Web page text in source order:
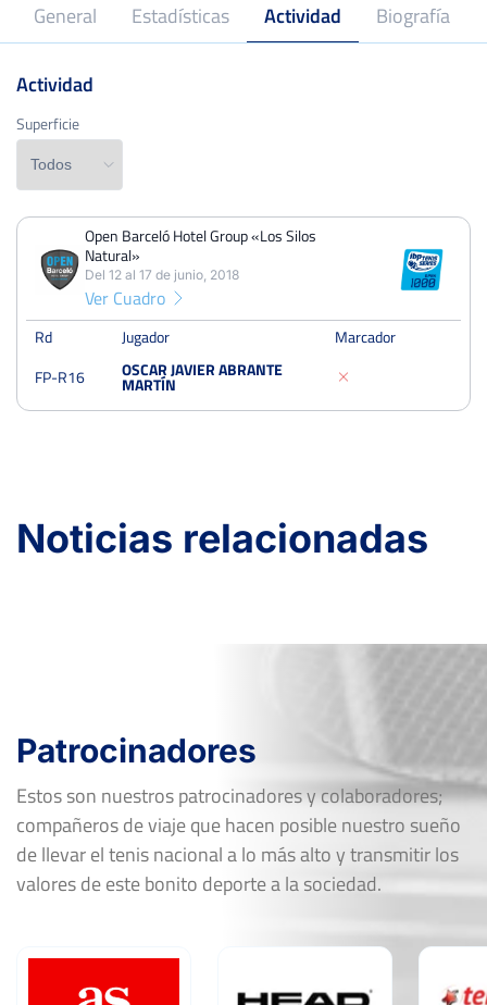
General Estadísticas Actividad Biografía
Superficie
PERDIDOSPARTIDOSGANADOS
0 0
PERDIDOS SETS
0
PERDIDOS JUEGOS GANADOS
0 0 0
Del 12 al 17 de junio, 2018
Dieciseisavos
Actividad
Superficie
Open Barceló Hotel Group «Los Silos
Natural»
Del 12 al 17 de junio, 2018
Ver Cuadro
Rd Jugador
Marcador
FP-R16
OSCAR JAVIER ABRANTE
MARTÍN
Noticias relacionadas
Patrocinadores
Estos son nuestros patrocinadores y colaboradores;
compañeros de viaje que hacen posible nuestro sueño
de llevar el tenis nacional a lo más alto y transmitir los
valores de este bonito deporte a la sociedad.